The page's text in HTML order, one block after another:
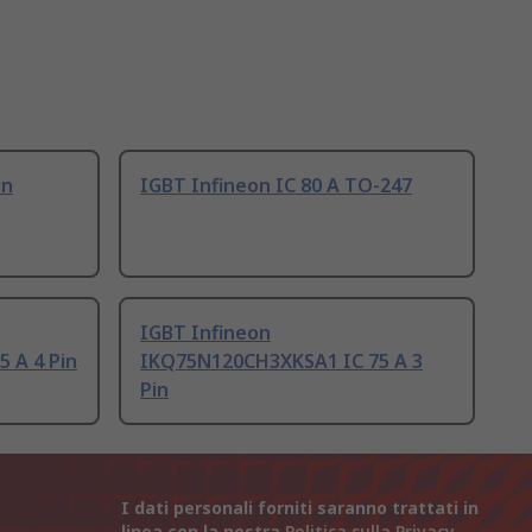
IGBT Infineon IC 80 A TO-247
A 4 Pin
IGBT Infineon
IKQ75N120CH3XKSA1 IC 75 A 3
Pin
I dati personali forniti saranno trattati in